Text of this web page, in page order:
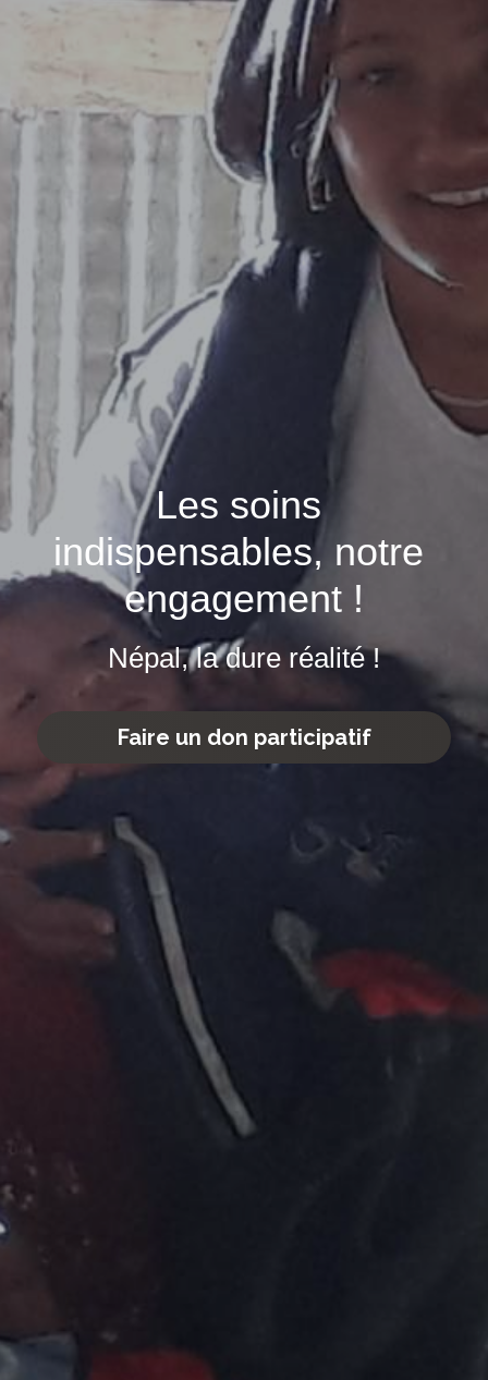
Qui sommes nous ?
L'humanitaire
Faire un Don
Financement participatif
ENGLISH WEBSITE
Les soins
indispensables, notre
engagement !
Népal, la dure réalité !
Faire un don participatif